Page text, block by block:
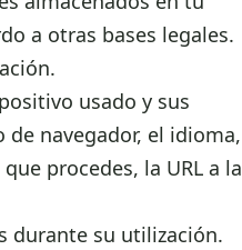
a otras bases legales.
usado y sus
navegador, el idioma,
procedes, la URL a la
durante su utilización.